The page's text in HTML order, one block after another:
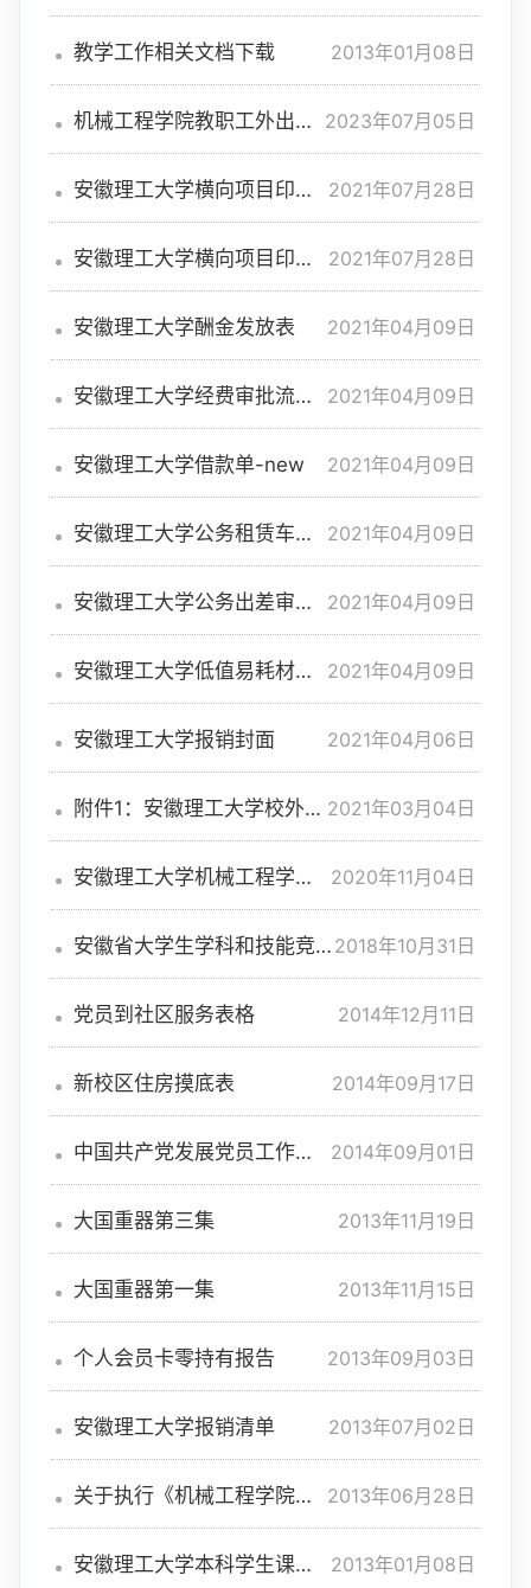
课记录等）
教学工作相关文档下载 2013年01月08日
机械工程学院教职工外出授
课备案表
2023年07月05日
安徽理工大学横向项目印章
审批单
2021年07月28日
安徽理工大学横向项目印章
审批单
2021年07月28日
安徽理工大学酬金发放表 2021年04月09日
安徽理工大学经费审批流程
图-new
2021年04月09日
安徽理工大学借款单-new 2021年04月09日
安徽理工大学公务租赁车辆
派车单-new
2021年04月09日
安徽理工大学公务出差审批
单-new
2021年04月09日
安徽理工大学低值易耗材料
单-new
2021年04月09日
安徽理工大学报销封面 2021年04月06日
附件1：安徽理工大学校外人
员进校审批表
2021年03月04日
安徽理工大学机械工程学院
打印审批单
2020年11月04日
安徽省大学生学科和技能竞
赛部分A、B类项目列表（2017
年版）
2018年10月31日
党员到社区服务表格 2014年12月11日
新校区住房摸底表 2014年09月17日
中国共产党发展党员工作细
则
2014年09月01日
大国重器第三集 2013年11月19日
大国重器第一集 2013年11月15日
个人会员卡零持有报告 2013年09月03日
安徽理工大学报销清单 2013年07月02日
关于执行《机械工程学院教
职工参加学术会议暂行规定》
的通知
2013年06月28日
安徽理工大学本科学生课程
2013年01月08日